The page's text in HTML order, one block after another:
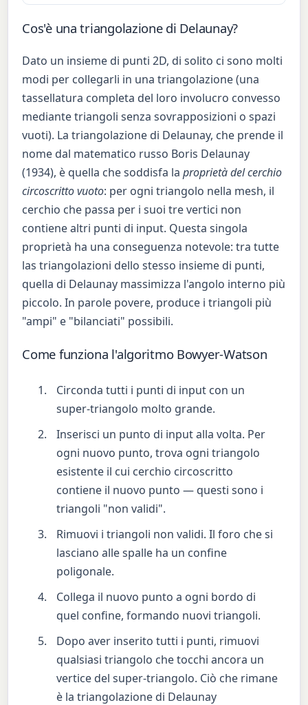
Cos'è una triangolazione di Delaunay?
Dato un insieme di punti 2D, di solito ci sono molti
modi per collegarli in una triangolazione (una
tassellatura completa del loro involucro convesso
mediante triangoli senza sovrapposizioni o spazi
vuoti). La triangolazione di Delaunay, che prende il
nome dal matematico russo Boris Delaunay
(1934), è quella che soddisfa laproprietà del cerchio
circoscritto vuoto: per ogni triangolo nella mesh, il
cerchio che passa per i suoi tre vertici non
contiene altri punti di input. Questa singola
proprietà ha una conseguenza notevole: tra tutte
las triangolazioni dello stesso insieme di punti,
quella di Delaunay massimizza l'angolo interno più
piccolo. In parole povere, produce i triangoli più
"ampi" e "bilanciati" possibili.
Come funziona l'algoritmo Bowyer-Watson
Circonda tutti i punti di input con un
super-triangolo molto grande.
Inserisci un punto di input alla volta. Per
ogni nuovo punto, trova ogni triangolo
esistente il cui cerchio circoscritto
contiene il nuovo punto — questi sono i
triangoli "non validi".
Rimuovi i triangoli non validi. Il foro che si
lasciano alle spalle ha un confine
poligonale.
Collega il nuovo punto a ogni bordo di
quel confine, formando nuovi triangoli.
Dopo aver inserito tutti i punti, rimuovi
qualsiasi triangolo che tocchi ancora un
vertice del super-triangolo. Ciò che rimane
è la triangolazione di Delaunay